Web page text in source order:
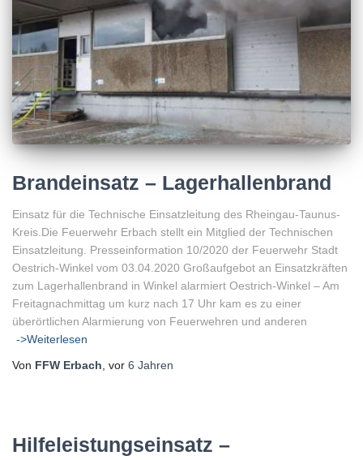
Brandeinsatz – Lagerhallenbrand
Einsatz für die Technische Einsatzleitung des Rheingau-Taunus-
Kreis.Die Feuerwehr Erbach stellt ein Mitglied der Technischen
Einsatzleitung. Presseinformation 10/2020 der Feuerwehr Stadt
Oestrich-Winkel vom 03.04.2020 Großaufgebot an Einsatzkräften
zum Lagerhallenbrand in Winkel alarmiert Oestrich-Winkel – Am
Freitagnachmittag um kurz nach 17 Uhr kam es zu einer
überörtlichen Alarmierung von Feuerwehren und anderen
->Weiterlesen
Von FFW Erbach , vor 6 Jahren
Hilfeleistungseinsatz –